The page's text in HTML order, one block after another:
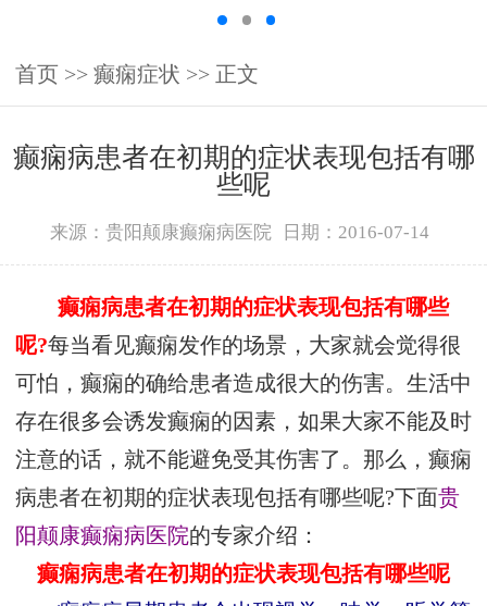
首页 >> 癫痫症状 >> 正文
癫痫病患者在初期的症状表现包括有哪
些呢
来源：贵阳颠康癫痫病医院 日期：2016-07-14
癫痫病患者在初期的症状表现包括有哪些
呢?每当看见癫痫发作的场景，大家就会觉得很
可怕，癫痫的确给患者造成很大的伤害。生活中
存在很多会诱发癫痫的因素，如果大家不能及时
注意的话，就不能避免受其伤害了。那么，癫痫
病患者在初期的症状表现包括有哪些呢?下面贵
阳颠康癫痫病医院的专家介绍：
癫痫病患者在初期的症状表现包括有哪些呢